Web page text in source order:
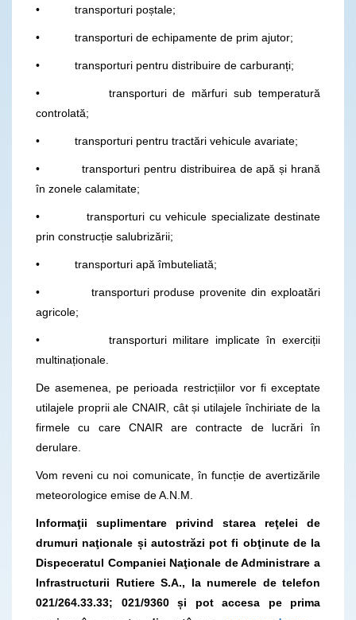
• transporturi poștale;
• transporturi de echipamente de prim ajutor;
• transporturi pentru distribuire de carburanți;
• transporturi de mărfuri sub temperatură
controlată;
• transporturi pentru tractări vehicule avariate;
• transporturi pentru distribuirea de apă și hrană
în zonele calamitate;
• transporturi cu vehicule specializate destinate
prin construcție salubrizării;
• transporturi apă îmbuteliată;
• transporturi produse provenite din exploatări
agricole;
• transporturi militare implicate în exerciții
multinaționale.
De asemenea, pe perioada restricțiilor vor fi exceptate
utilajele proprii ale CNAIR, cât și utilajele închiriate de la
firmele cu care CNAIR are contracte de lucrări în
derulare.
Vom reveni cu noi comunicate, în funcție de avertizările
meteorologice emise de A.N.M.
Informaţii suplimentare privind starea reţelei de
drumuri naţionale și autostrăzi pot fi obţinute de la
Dispeceratul Companiei Naţionale de Administrare a
Infrastructurii Rutiere S.A., la numerele de telefon
021/264.33.33; 021/9360 și pot accesa pe prima